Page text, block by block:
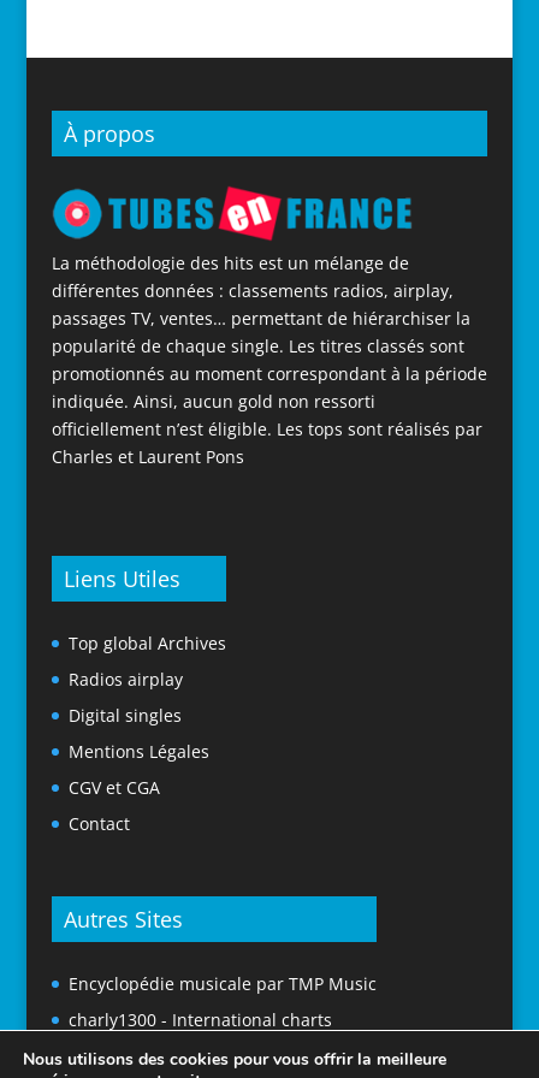
À propos
La méthodologie des hits est un mélange de
différentes données : classements radios, airplay,
passages TV, ventes… permettant de hiérarchiser la
popularité de chaque single. Les titres classés sont
promotionnés au moment correspondant à la période
indiquée. Ainsi, aucun gold non ressorti
officiellement n’est éligible. Les tops sont réalisés par
Charles et Laurent Pons
Liens Utiles
Top global Archives
Radios airplay
Digital singles
Mentions Légales
CGV et CGA
Contact
Autres Sites
Encyclopédie musicale par TMP Music
charly1300 - International charts
Nous utilisons des cookies pour vous offrir la meilleure